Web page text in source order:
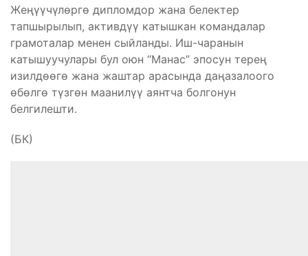
Жеңүүчүлөргө дипломдор жана белектер
тапшырылып, активдүү катышкан командалар
грамоталар менен сыйланды. Иш-чаранын
катышуучулары бул оюн “Манас” эпосун терең
изилдөөгө жана жаштар арасында даңазалоого
өбөлгө түзгөн маанилүү аянтча болгонун
белгилешти.
(БК)